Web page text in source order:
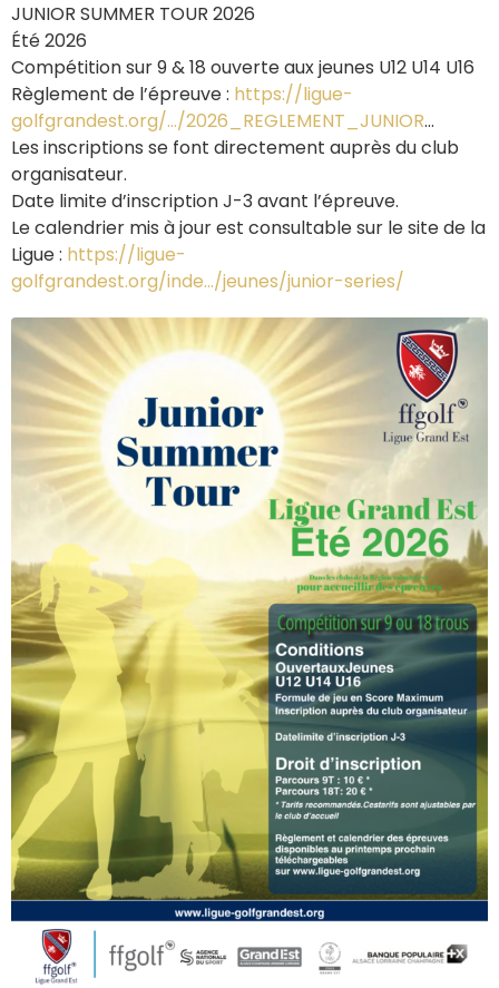
JUNIOR SUMMER TOUR 2026
Été 2026
Compétition sur 9 & 18 ouverte aux jeunes U12 U14 U16
Règlement de l’épreuve : https://ligue-
golfgrandest.org/…/2026_REGLEMENT_JUNIOR…
Les inscriptions se font directement auprès du club
organisateur.
Date limite d’inscription J-3 avant l’épreuve.
Le calendrier mis à jour est consultable sur le site de la
Ligue : https://ligue-
golfgrandest.org/inde…/jeunes/junior-series/